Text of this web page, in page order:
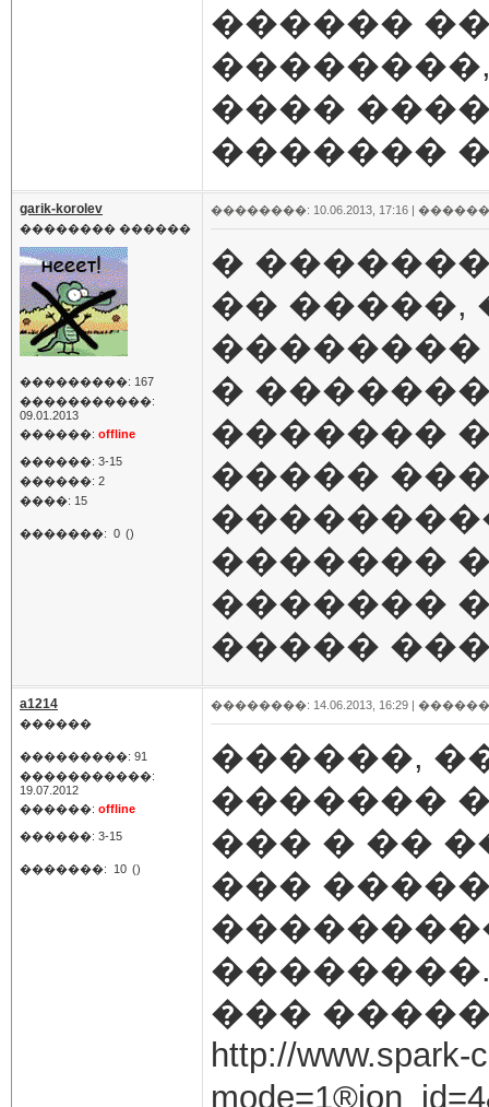
������
����
�������
garik-korolev
�������� ������
���������: 167
�����������:
09.01.2013
������: offline
������: 3-15
������: 2
����: 15
�������: 0 ()
��������: 10.06.2013, 17:16 |
�
�� �����,
�
�������
�����
�������
�������
�����
a1214
������
���������: 91
�����������:
19.07.2012
������: offline
������: 3-15
�������: 10 ()
��������: 14.06.2013, 16:29 |
������,
�������
��� � ��
���
���
http://www.spark-